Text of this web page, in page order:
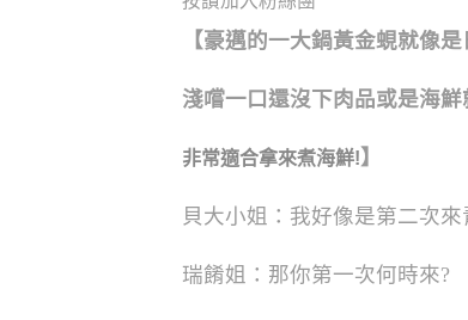
【豪邁的一大鍋黃金蜆就像
淺嚐一口還沒下肉品或是海
非常適合拿來煮海鮮!】
貝大小姐：我好像是第二次來
瑞餚姐：那你第一次何時來?